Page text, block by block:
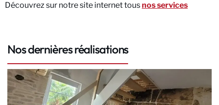
Découvrez sur notre site internet tousnos services
Nos dernières réalisations